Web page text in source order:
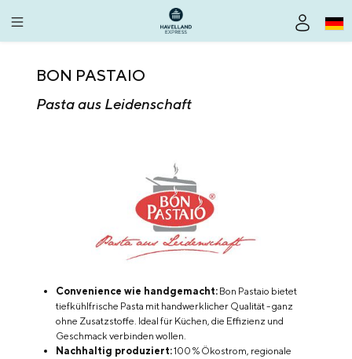
BON PASTAIO
Pasta aus Leidenschaft
Convenience wie handgemacht: Bon Pastaio bietet
tiefkühlfrische Pasta mit handwerklicher Qualität - ganz
ohne Zusatzstoffe. Ideal für Küchen, die Effizienz und
Geschmack verbinden wollen.
Nachhaltig produziert:100 % Ökostrom, regionale